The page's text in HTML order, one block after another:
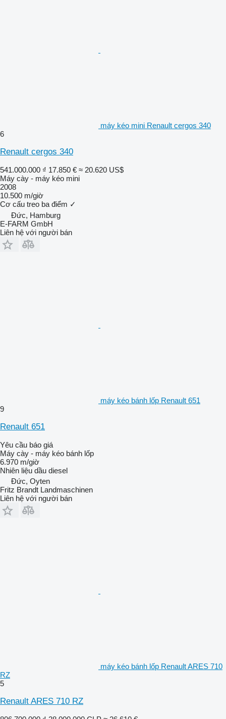
máy kéo mini Renault cergos 340
6
Renault cergos 340
541.000.000 ₫ 17.850 € ≈ 20.620 US$
Máy cày - máy kéo mini
2008
10.500 m/giờ
Cơ cấu treo ba điểm ✓
Đức, Hamburg
E-FARM GmbH
Liên hệ với người bán
máy kéo bánh lốp Renault 651
9
Renault 651
Yêu cầu báo giá
Máy cày - máy kéo bánh lốp
6.970 m/giờ
Nhiên liệu dầu diesel
Đức, Oyten
Fritz Brandt Landmaschinen
Liên hệ với người bán
máy kéo bánh lốp Renault ARES 710
RZ
5
Renault ARES 710 RZ